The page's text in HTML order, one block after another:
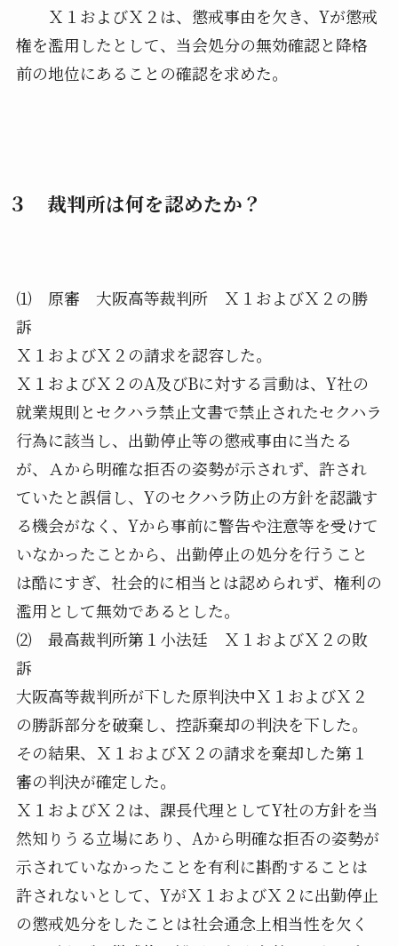
Ｘ１およびＸ２は、懲戒事由を欠き、Yが懲戒
権を濫用したとして、当会処分の無効確認と降格
前の地位にあることの確認を求めた。
３ 裁判所は何を認めたか？
⑴ 原審 大阪高等裁判所 Ｘ１およびＸ２の勝
訴
Ｘ１およびＸ２の請求を認容した。
Ｘ１およびＸ２のA及びBに対する言動は、Y社の
就業規則とセクハラ禁止文書で禁止されたセクハラ
行為に該当し、出勤停止等の懲戒事由に当たる
が、Ａから明確な拒否の姿勢が示されず、許され
ていたと誤信し、Yのセクハラ防止の方針を認識す
る機会がなく、Yから事前に警告や注意等を受けて
いなかったことから、出勤停止の処分を行うこと
は酷にすぎ、社会的に相当とは認められず、権利の
濫用として無効であるとした。
⑵ 最高裁判所第１小法廷 Ｘ１およびＸ２の敗
訴
大阪高等裁判所が下した原判決中Ｘ１およびＸ２
の勝訴部分を破棄し、控訴棄却の判決を下した。
その結果、Ｘ１およびＸ２の請求を棄却した第１
審の判決が確定した。
Ｘ１およびＸ２は、課長代理としてY社の方針を当
然知りうる立場にあり、Aから明確な拒否の姿勢が
示されていなかったことを有利に斟酌することは
許されないとして、YがＸ１およびＸ２に出勤停止
の懲戒処分をしたことは社会通念上相当性を欠く